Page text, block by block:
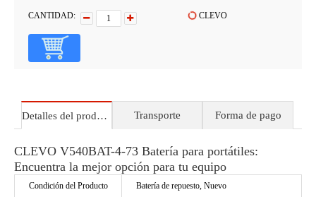
CANTIDAD: CLEVO
Detalles del producto Transporte Forma de pago
CLEVO V540BAT-4-73 Batería para portátiles:
Encuentra la mejor opción para tu equipo
Condición del Producto Batería de repuesto, Nuevo